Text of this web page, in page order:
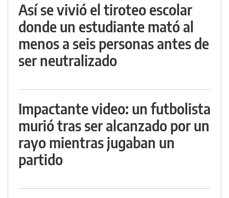
Así se vivió el tiroteo escolar
donde un estudiante mató al
menos a seis personas antes de
ser neutralizado
Impactante video: un futbolista
murió tras ser alcanzado por un
rayo mientras jugaban un
partido